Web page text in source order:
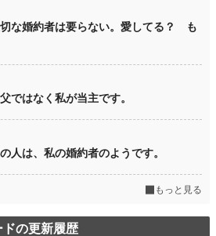
な婚約者は要らない。愛してる？ も
ではなく私が当主です。
人は、私の婚約者のようです。
もっと見る
の更新履歴